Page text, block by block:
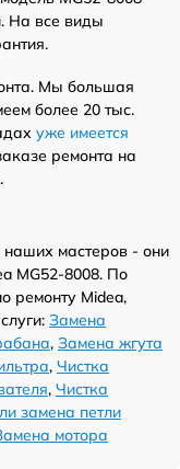
На все виды
Мы большая
более 20 тыс.
уже имеется
ремонта на
мастеров - они
MG52-8008. По
ремонту Midea,
Замена
, Замена жгута
, Чистка
, Чистка
замена петли
мотора